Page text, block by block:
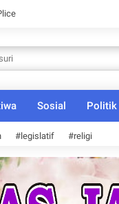
Sosial Politik
#legislatif #religi